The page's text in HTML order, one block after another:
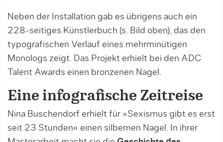
Neben der Installation gab es übrigens auch ein
228-seitiges Künstlerbuch (s. Bild oben), das den
typografischen Verlauf eines mehrminütigen
Monologs zeigt. Das Projekt erhielt bei den ADC
Talent Awards einen bronzenen Nagel.
Eine infografische Zeitreise
Nina Buschendorf erhielt für »Sexismus gibt es erst
seit 23 Stunden« einen silbernen Nagel. In ihrer